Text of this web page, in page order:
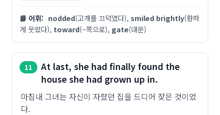
📘 어휘: nodded(고개를 끄덕였다), smiled brightly(환하
게 웃었다), toward(~쪽으로), gate(대문)
11
At last, she had finally found the
house she had grown up in.
마침내 그녀는 자신이 자랐던 집을 드디어 찾은 것이었
다.